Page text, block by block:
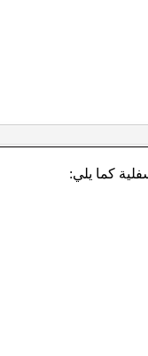
كما يلي: